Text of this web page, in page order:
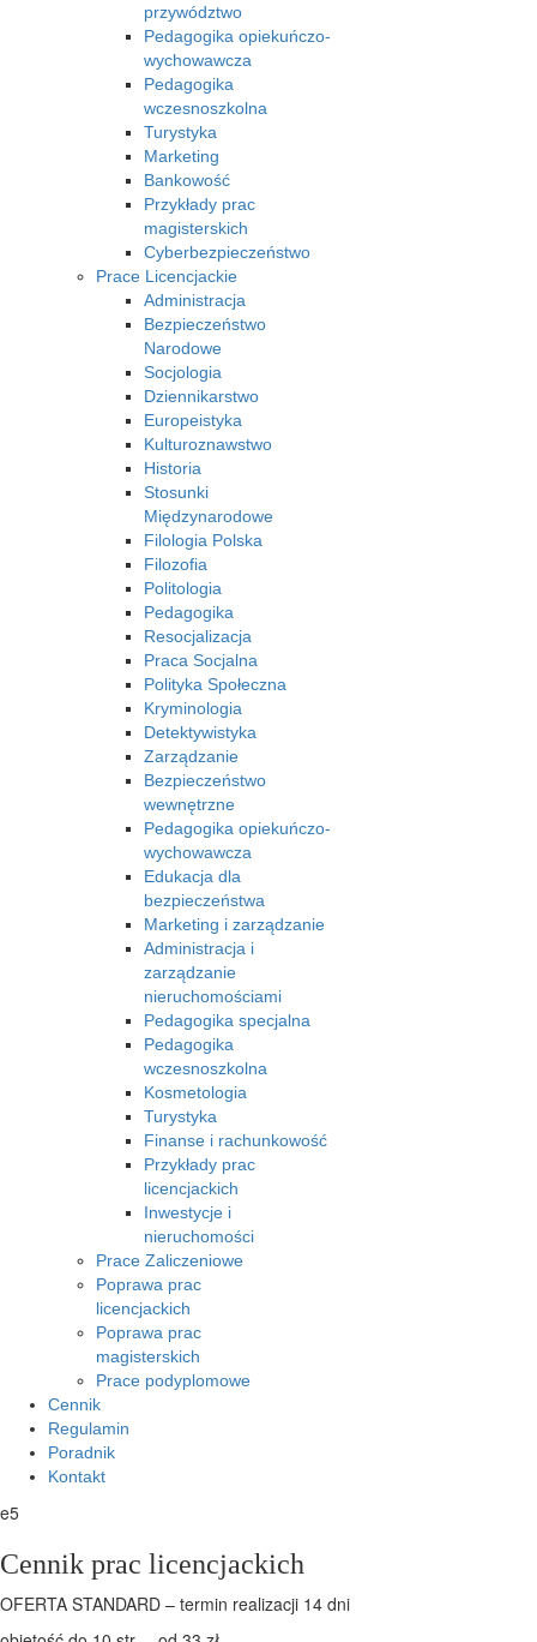
przywództwo
Pedagogika opiekuńczo-
wychowawcza
Pedagogika
wczesnoszkolna
Turystyka
Marketing
Bankowość
Przykłady prac
magisterskich
Cyberbezpieczeństwo
Prace Licencjackie
Administracja
Bezpieczeństwo
Narodowe
Socjologia
Dziennikarstwo
Europeistyka
Kulturoznawstwo
Historia
Stosunki
Międzynarodowe
Filologia Polska
Filozofia
Politologia
Pedagogika
Resocjalizacja
Praca Socjalna
Polityka Społeczna
Kryminologia
Detektywistyka
Zarządzanie
Bezpieczeństwo
wewnętrzne
Pedagogika opiekuńczo-
wychowawcza
Edukacja dla
bezpieczeństwa
Marketing i zarządzanie
Administracja i
zarządzanie
nieruchomościami
Pedagogika specjalna
Pedagogika
wczesnoszkolna
Kosmetologia
Turystyka
Finanse i rachunkowość
Przykłady prac
licencjackich
Inwestycje i
nieruchomości
Prace Zaliczeniowe
Poprawa prac
licencjackich
Poprawa prac
magisterskich
Prace podyplomowe
Cennik
Regulamin
Poradnik
Kontakt
e5
Cennik prac licencjackich
OFERTA STANDARD – termin realizacji 14 dni